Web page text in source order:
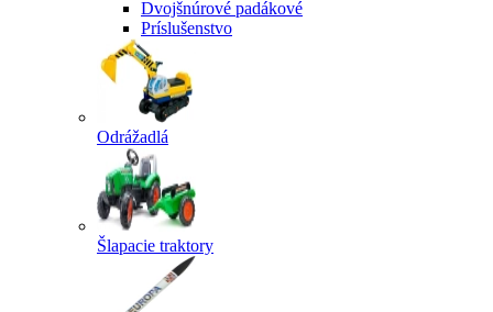
Dvojšnúrové padákové
Príslušenstvo
Odrážadlá
Šlapacie traktory